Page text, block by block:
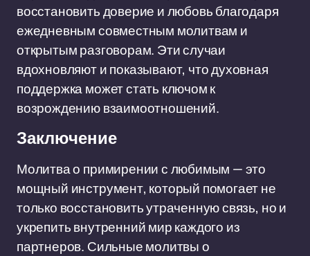
восстановить доверие и любовь благодаря
ежедневным совместным молитвам и
открытым разговорам. Эти случаи
вдохновляют и показывают, что духовная
поддержка может стать ключом к
возрождению взаимоотношений.
Заключение
Молитва о примирении с любимым — это
мощный инструмент, который помогает не
только восстановить утраченную связь, но и
укрепить внутренний мир каждого из
партнеров. Сильные молитвы о